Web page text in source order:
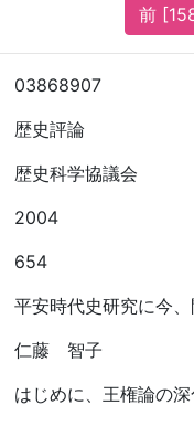
前
03868907
歴史評論
歴史科学協議会
2004
654
平安時代史研究に今
仁藤 智子
はじめに、王権論の